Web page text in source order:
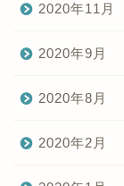
2020年11月
2020年9月
2020年8月
2020年2月